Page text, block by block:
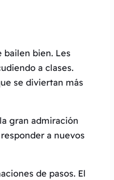
bailen bien. Les
a clases.
se diviertan más
gran admiración
a nuevos
de pasos. El